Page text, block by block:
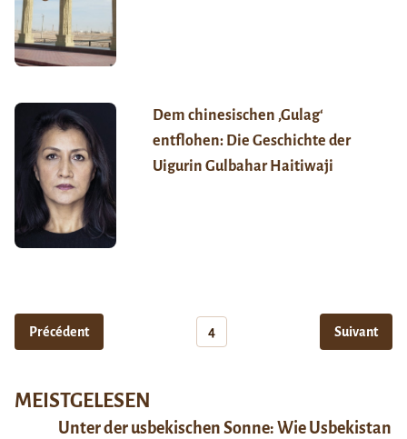
Dem chinesischen ‚Gulag‘
entflohen: Die Geschichte der
Uigurin Gulbahar Haitiwaji
Précédent 4 Suivant
MEISTGELESEN
Unter der usbekischen Sonne: Wie Usbekistan